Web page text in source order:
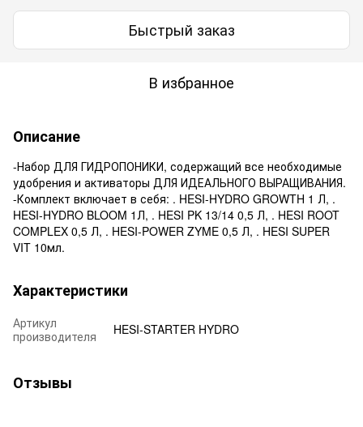
Быстрый заказ
В избранное
Описание
-Набор ДЛЯ ГИДРОПОНИКИ, содержащий все необходимые
удобрения и активаторы ДЛЯ ИДЕАЛЬНОГО ВЫРАЩИВАНИЯ.
-Комплект включает в себя: . HESI-HYDRO GROWTH 1 Л, .
HESI-HYDRO BLOOM 1Л, . HESI PK 13/14 0,5 Л, . HESI ROOT
COMPLEX 0,5 Л, . HESI-POWER ZYME 0,5 Л, . HESI SUPER
VIT 10мл.
Характеристики
Артикул
производителя
HESI-STARTER HYDRO
Отзывы